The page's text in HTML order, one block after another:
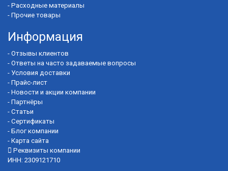
- Расходные материалы
- Прочие товары
Информация
- Отзывы клиентов
- Ответы на часто задаваемые вопросы
- Условия доставки
- Прайс-лист
- Новости и акции компании
- Партнёры
- Статьи
- Сертификаты
- Блог компании
- Карта сайта
Реквизиты компании
ИНН: 2309121710